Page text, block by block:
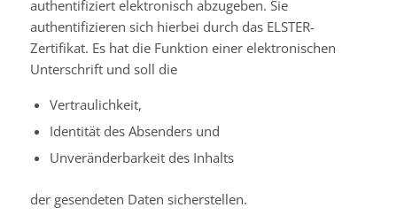
authentifiziert elektronisch abzugeben. Sie
authentifizieren sich hierbei durch das ELSTER-
Zertifikat. Es hat die Funktion einer elektronischen
Unterschrift und soll die
Vertraulichkeit,
Identität des Absenders und
Unveränderbarkeit des Inhalts
der gesendeten Daten sicherstellen.